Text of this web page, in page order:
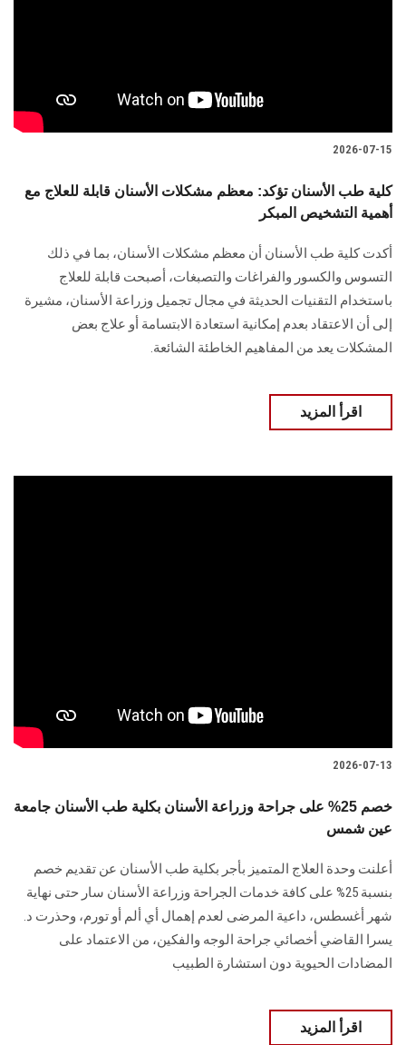
2026-07-15
كلية طب الأسنان تؤكد: معظم مشكلات الأسنان قابلة للعلاج مع
أهمية التشخيص المبكر
أكدت كلية طب الأسنان أن معظم مشكلات الأسنان، بما في ذلك
التسوس والكسور والفراغات والتصبغات، أصبحت قابلة للعلاج
باستخدام التقنيات الحديثة في مجال تجميل وزراعة الأسنان، مشيرة
إلى أن الاعتقاد بعدم إمكانية استعادة الابتسامة أو علاج بعض
المشكلات يعد من المفاهيم الخاطئة الشائعة.
اقرأ المزيد
2026-07-13
خصم 25% على جراحة وزراعة الأسنان بكلية طب الأسنان جامعة
عين شمس
أعلنت وحدة العلاج المتميز بأجر بكلية طب الأسنان عن تقديم خصم
بنسبة 25% على كافة خدمات الجراحة وزراعة الأسنان سار حتى نهاية
شهر أغسطس، داعية المرضى لعدم إهمال أي ألم أو تورم، وحذرت د.
يسرا القاضي أخصائي جراحة الوجه والفكين، من الاعتماد على
المضادات الحيوية دون استشارة الطبيب
اقرأ المزيد